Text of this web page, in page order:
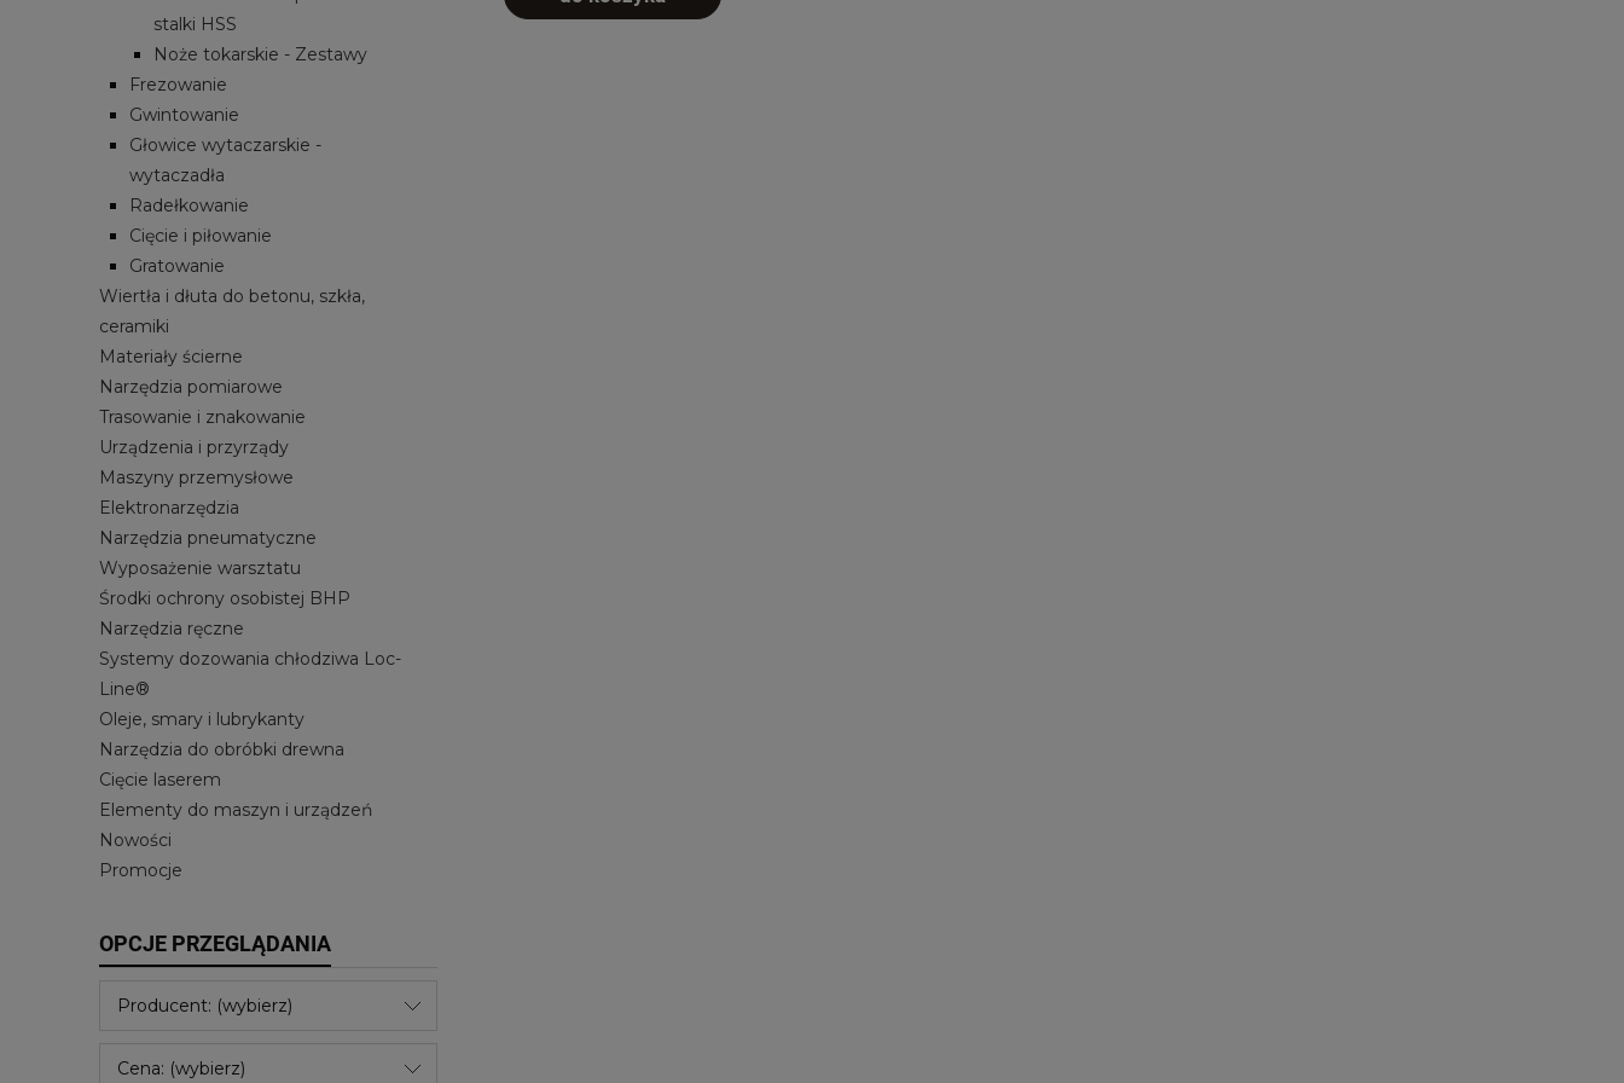
stalki HSS
Noże tokarskie - Zestawy
Frezowanie
Gwintowanie
Głowice wytaczarskie -
wytaczadła
Radełkowanie
Cięcie i piłowanie
Gratowanie
Wiertła i dłuta do betonu, szkła,
ceramiki
Materiały ścierne
Narzędzia pomiarowe
Trasowanie i znakowanie
Urządzenia i przyrządy
Maszyny przemysłowe
Elektronarzędzia
Narzędzia pneumatyczne
Wyposażenie warsztatu
Środki ochrony osobistej BHP
Narzędzia ręczne
Systemy dozowania chłodziwa Loc-
Line®
Oleje, smary i lubrykanty
Narzędzia do obróbki drewna
Cięcie laserem
Elementy do maszyn i urządzeń
Nowości
Promocje
OPCJE PRZEGLĄDANIA
Producent: (wybierz)
Cena: (wybierz)